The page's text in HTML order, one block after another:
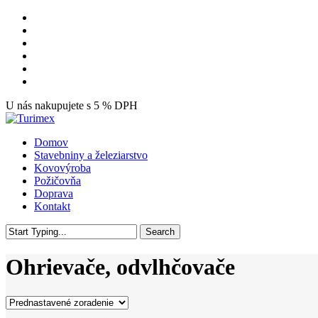
Skip
main
content
U nás nakupujete s 5 % DPH
Menu
Domov
Stavebniny a železiarstvo
Kovovýroba
Požičovňa
Doprava
Kontakt
Search
Search
Ohrievače, odvlhčovače